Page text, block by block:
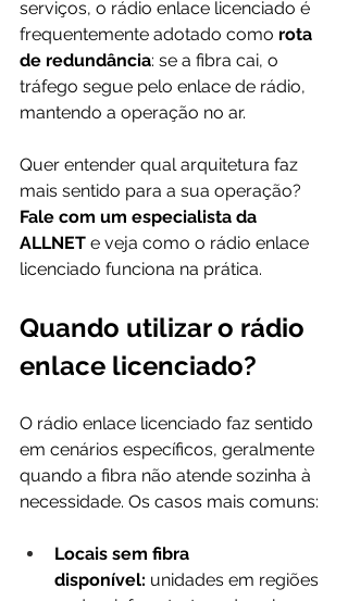
serviços, o rádio enlace licenciado é
frequentemente adotado como rota
de redundância: se a fibra cai, o
tráfego segue pelo enlace de rádio,
mantendo a operação no ar.
Quer entender qual arquitetura faz
mais sentido para a sua operação?
Fale com um especialista da
ALLNET e veja como o rádio enlace
licenciado funciona na prática.
Quando utilizar o rádio
enlace licenciado?
O rádio enlace licenciado faz sentido
em cenários específicos, geralmente
quando a fibra não atende sozinha à
necessidade. Os casos mais comuns:
Locais sem fibra
disponível: unidades em regiões